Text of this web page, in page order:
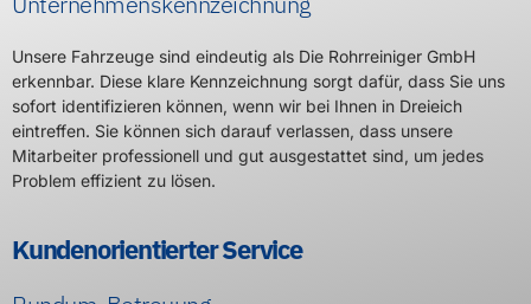
Unsere Fahrzeuge sind eindeutig als Die Rohrreiniger GmbH
erkennbar. Diese klare Kennzeichnung sorgt dafür, dass Sie uns
sofort identifizieren können, wenn wir bei Ihnen in Dreieich
eintreffen. Sie können sich darauf verlassen, dass unsere
Mitarbeiter professionell und gut ausgestattet sind, um jedes
Problem effizient zu lösen.
Kundenorientierter Service